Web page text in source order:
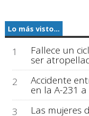
Lo más visto...
1 Fallece un
ser
2
Accidente
en la A-231
3
Las mujeres